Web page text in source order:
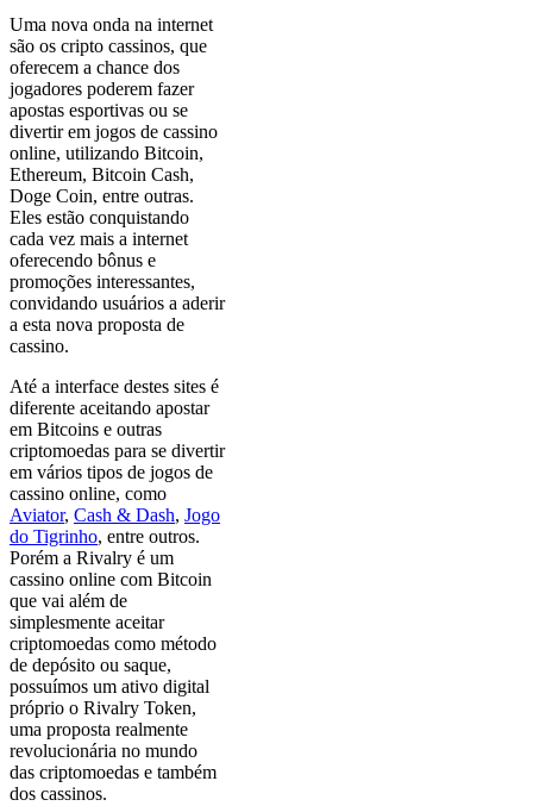
Uma nova onda na internet
são os cripto cassinos, que
oferecem a chance dos
jogadores poderem fazer
apostas esportivas ou se
divertir em jogos de cassino
online, utilizando Bitcoin,
Ethereum, Bitcoin Cash,
Doge Coin, entre outras.
Eles estão conquistando
cada vez mais a internet
oferecendo bônus e
promoções interessantes,
convidando usuários a aderir
a esta nova proposta de
cassino.
Até a interface destes sites é
diferente aceitando apostar
em Bitcoins e outras
criptomoedas para se divertir
em vários tipos de jogos de
cassino online, como
Aviator, Cash & Dash, Jogo
do Tigrinho, entre outros.
Porém a Rivalry é um
cassino online com Bitcoin
que vai além de
simplesmente aceitar
criptomoedas como método
de depósito ou saque,
possuímos um ativo digital
próprio o Rivalry Token,
uma proposta realmente
revolucionária no mundo
das criptomoedas e também
dos cassinos.